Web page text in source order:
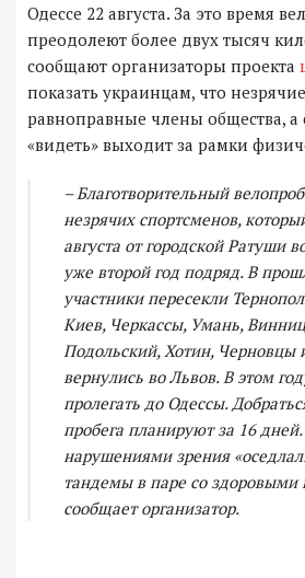
Одессе 22 августа. За это время
преодолеют более двух тысяч
сообщают организаторы проекта
показать украинцам, что
равноправные члены общества, а
«видеть» выходит за рамки
– Благотворительный
незрячих спортсменов,
августа от городской Ратуши
уже второй год подряд. В
участники пересекли
Киев, Черкассы, Умань,
Подольский, Хотин, Черновцы
вернулись во Львов. В этом
пролегать до Одессы.
пробега планируют за 16
нарушениями зрения
тандемы в паре со здоровыми
сообщает организатор.